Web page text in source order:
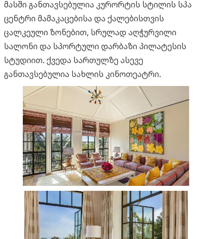
მასში განთავსებულია კურორტის სტილის სპა
ცენტრი მამაკაცებისა და ქალებისთვის
ცალკეული ზონებით, სრულად აღჭურვილი
სალონი და სპორტული დარბაზი პილატესის
სტუდიით. ქვედა სართულზე ასევე
განთავსებულია სახლის კინოთეატრი.